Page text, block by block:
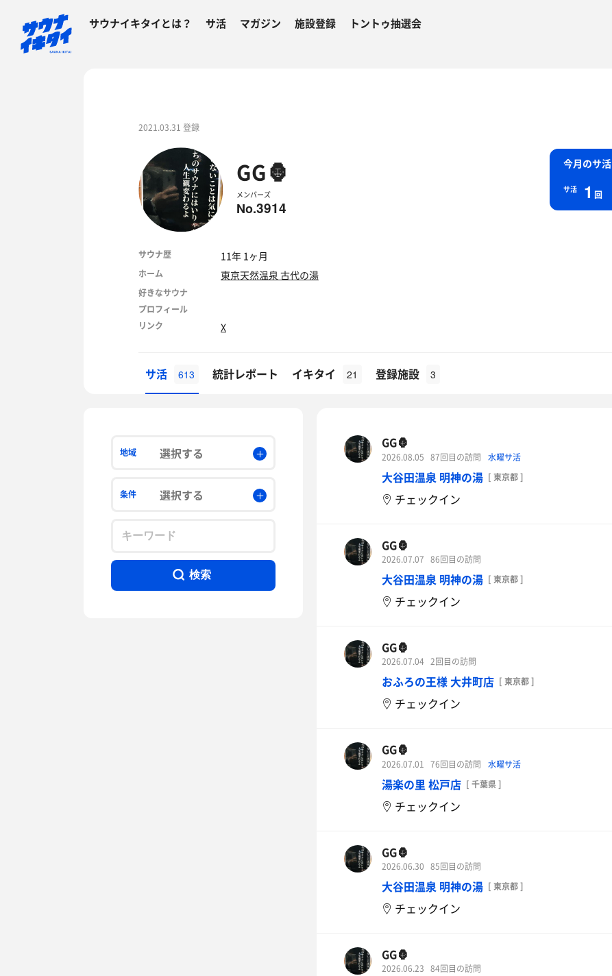
サウナイキタイとは？ サ活 マガジン 施設登録 トントゥ抽選会
2021.03.31 登録
GG🦍
メンバーズ
No.3914
今月のサ活
サ活 1 回
サウナ歴 11年 1ヶ月
ホーム 東京天然温泉 古代の湯
好きなサウナ
プロフィール
リンク
X
サ活 613 統計レポート イキタイ 21 登録施設 3
地域 選択する
条件 選択する
検索
GG🦍
2026.08.05 87回目の訪問 水曜サ活
大谷田温泉 明神の湯 [ 東京都 ]
チェックイン
GG🦍
2026.07.07 86回目の訪問
大谷田温泉 明神の湯 [ 東京都 ]
チェックイン
GG🦍
2026.07.04 2回目の訪問
おふろの王様 大井町店 [ 東京都 ]
チェックイン
GG🦍
2026.07.01 76回目の訪問 水曜サ活
湯楽の里 松戸店 [ 千葉県 ]
チェックイン
GG🦍
2026.06.30 85回目の訪問
大谷田温泉 明神の湯 [ 東京都 ]
チェックイン
GG🦍
2026.06.23 84回目の訪問